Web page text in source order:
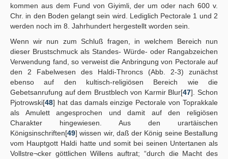
kommen aus dem Fund von Giyimli, der um oder nach 600 v.
Chr. in den Boden gelangt sein wird. Lediglich Pectorale 1 und 2
werden noch im 8. Jahrhundert hergestellt worden sein.
Wenn wir nun zum Schluß fragen, in welchem Bereich nun
dieser Brustschmuck als Standes- Würde- oder Rangabzeichen
Verwendung fand, so verweist die Anbringung von Pectorale auf
den 2 Fabelwesen des Haldi-Throncs (Abb. 2-3) zunächst
ebenso auf den kultisch-religiösen Bereich wie die
Gebetsanrufung auf dem Brustblech von Karmir Blur[47]. Schon
Pjotrowski[48] hat das damals einzige Pectorale von Toprakkale
als Amulett angesprochen und damit auf den religiösen
Charakter hingewiesen. Aus den urartäischen
Königsinschriften[49] wissen wir, daß der König seine Bestallung
vom Hauptgott Haldi hatte und somit bei seinen Untertanen als
Vollstre¬cker göttlichen Willens auftrat; “durch die Macht des